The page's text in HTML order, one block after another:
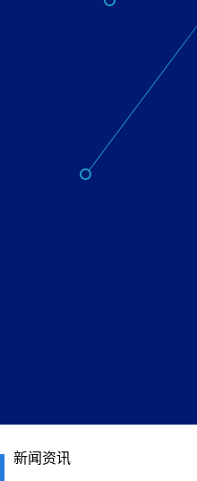
厂
资
新闻资讯